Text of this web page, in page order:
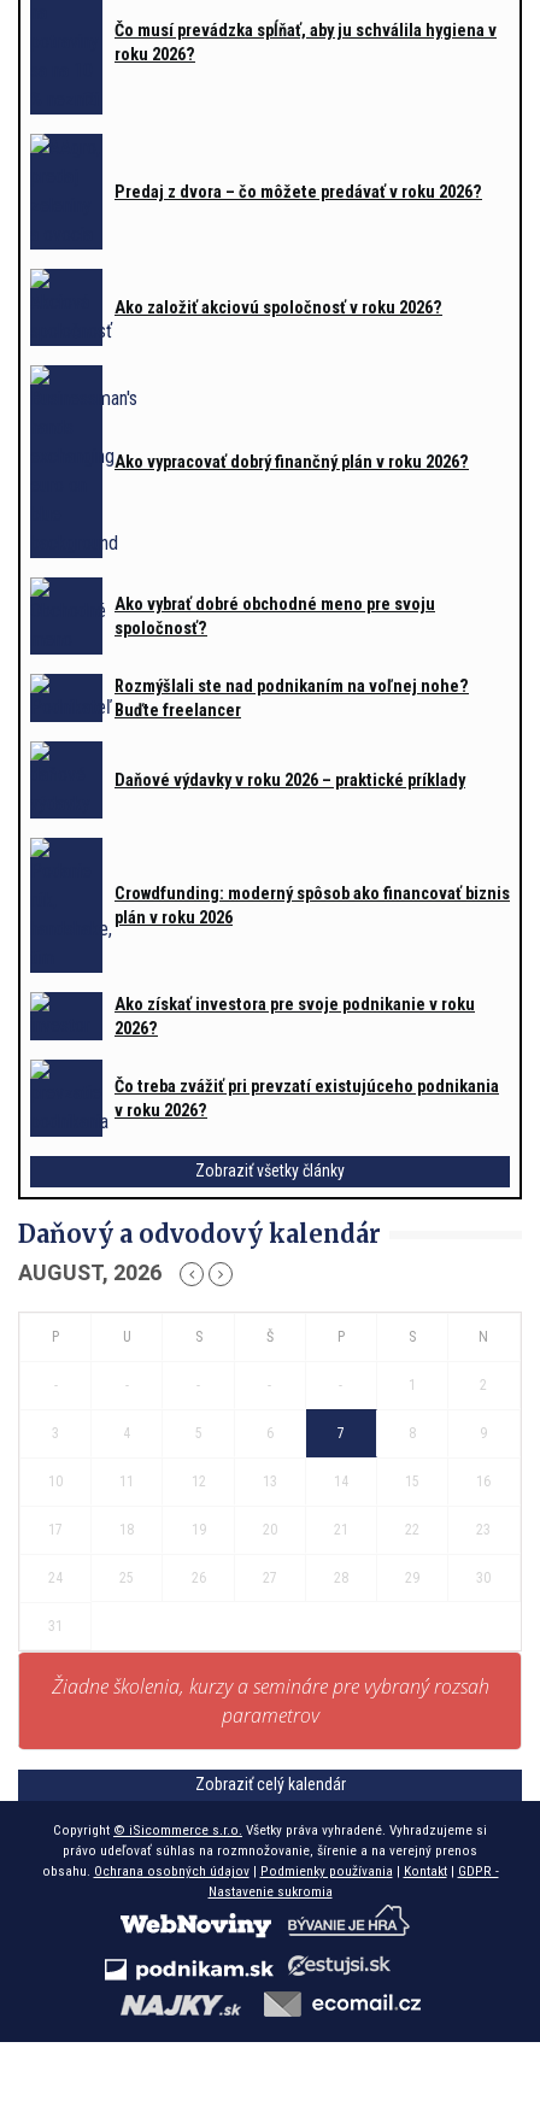
Čo musí prevádzka spĺňať, aby ju schválila hygiena v
roku 2026?
Predaj z dvora – čo môžete predávať v roku 2026?
Ako založiť akciovú spoločnosť v roku 2026?
Ako vypracovať dobrý finančný plán v roku 2026?
Ako vybrať dobré obchodné meno pre svoju
spoločnosť?
Rozmýšlali ste nad podnikaním na voľnej nohe?
Buďte freelancer
Daňové výdavky v roku 2026 – praktické príklady
Crowdfunding: moderný spôsob ako financovať biznis
plán v roku 2026
Ako získať investora pre svoje podnikanie v roku
2026?
Čo treba zvážiť pri prevzatí existujúceho podnikania
v roku 2026?
Zobraziť všetky články
Daňový a odvodový kalendár
AUGUST, 2026
- - - - - 1 2
3 4 5 6 7 8 9
10 11 12 13 14 15 16
17 18 19 20 21 22 23
24 25 26 27 28 29 30
31
Žiadne školenia, kurzy a semináre pre vybraný rozsah
parametrov
Zobraziť celý kalendár
Copyright © iSicommerce s.r.o. Všetky práva vyhradené. Vyhradzujeme si
právo udeľovať súhlas na rozmnožovanie, šírenie a na verejný prenos
obsahu. Ochrana osobných údajov| Podmienky používania | Kontakt| GDPR -
Nastavenie sukromia